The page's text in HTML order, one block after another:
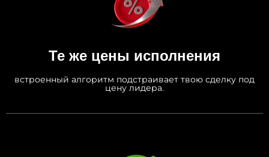
Те же цены исполнения
встроенный алгоритм подстраивает твою сделку под
цену лидера.